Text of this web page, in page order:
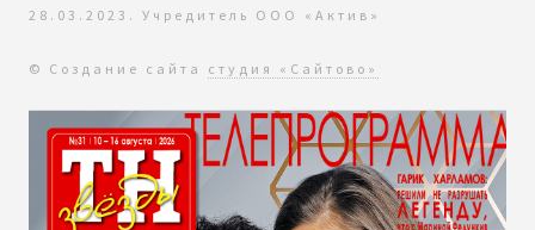
28.03.2023. Учредитель ООО «Актив»
© Создание сайта студия «Сайтово»